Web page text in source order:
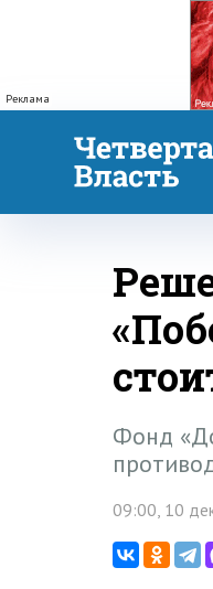
Реклама
Фонд
09:00, 10